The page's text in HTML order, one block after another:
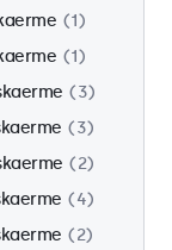
1
1
3
3
2
4
2